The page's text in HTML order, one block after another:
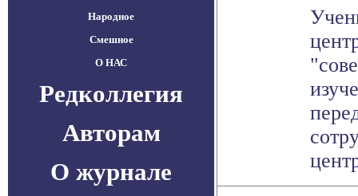
Народное
Смешное
О НАС
Редколлегия
Авторам
О журнале